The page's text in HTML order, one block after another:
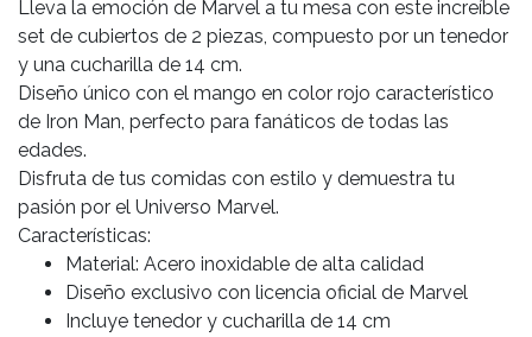
Lleva la emoción de Marvel a tu mesa con este increíble
set de cubiertos de 2 piezas, compuesto por un tenedor
y una cucharilla de 14 cm.
Diseño único con el mango en color rojo característico
de Iron Man, perfecto para fanáticos de todas las
edades.
Disfruta de tus comidas con estilo y demuestra tu
pasión por el Universo Marvel.
Características:
Material: Acero inoxidable de alta calidad
Diseño exclusivo con licencia oficial de Marvel
Incluye tenedor y cucharilla de 14 cm